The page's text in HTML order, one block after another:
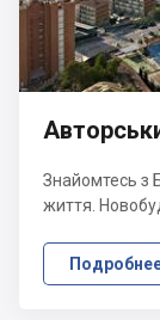
Знайомтесь з
життя.